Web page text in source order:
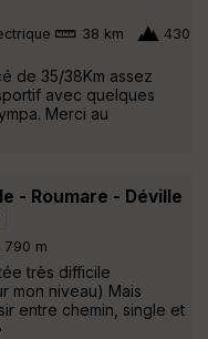
38 km
430
de 35/38Km assez
avec quelques
Merci au
- Roumare - Déville
790 m
très difficile
mon niveau) Mais
entre chemin, single et